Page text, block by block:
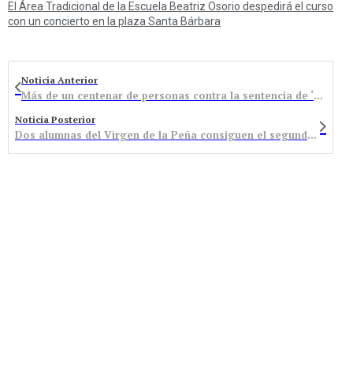
El Área Tradicional de la Escuela Beatriz Osorio despedirá el curso
con un concierto en la plaza Santa Bárbara
Noticia Anterior
Más de un centenar de personas contra la sentencia de ‘La manada’
Noticia Posterior
Dos alumnas del Virgen de la Peña consiguen el segundo y tercer premio de la Olimpiada Matemática